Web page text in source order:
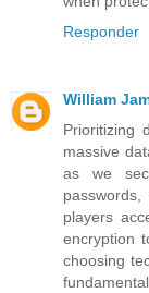
Responder
William
Prioritizing
massive
as we
players
encryption
choosing